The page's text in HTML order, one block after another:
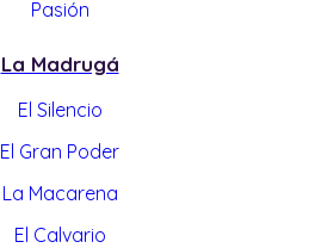
Pasión
La Madrugá
El Silencio
El Gran Poder
La Macarena
El Calvario